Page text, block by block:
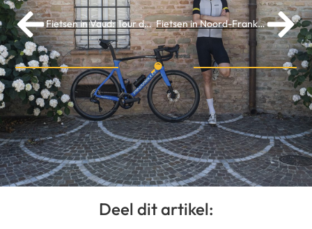
Fietsen in Vaud: Tour de France in Les Alpes Vaudoises Fietsen in Noord-Frankrijk, volg de Tour
Deel dit artikel: